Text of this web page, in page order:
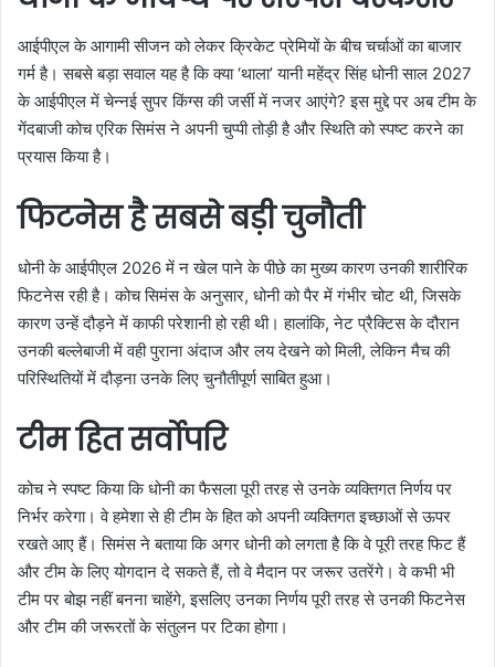
आईपीएल के आगामी सीजन को लेकर क्रिकेट प्रेमियों के बीच चर्चाओं का बाजार
गर्म है। सबसे बड़ा सवाल यह है कि क्या ‘थाला’ यानी महेंद्र सिंह धोनी साल 2027
के आईपीएल में चेन्नई सुपर किंग्स की जर्सी में नजर आएंगे? इस मुद्दे पर अब टीम के
गेंदबाजी कोच एरिक सिमंस ने अपनी चुप्पी तोड़ी है और स्थिति को स्पष्ट करने का
प्रयास किया है।
फिटनेस है सबसे बड़ी चुनौती
धोनी के आईपीएल 2026 में न खेल पाने के पीछे का मुख्य कारण उनकी शारीरिक
फिटनेस रही है। कोच सिमंस के अनुसार, धोनी को पैर में गंभीर चोट थी, जिसके
कारण उन्हें दौड़ने में काफी परेशानी हो रही थी। हालांकि, नेट प्रैक्टिस के दौरान
उनकी बल्लेबाजी में वही पुराना अंदाज और लय देखने को मिली, लेकिन मैच की
परिस्थितियों में दौड़ना उनके लिए चुनौतीपूर्ण साबित हुआ।
टीम हित सर्वोपरि
कोच ने स्पष्ट किया कि धोनी का फैसला पूरी तरह से उनके व्यक्तिगत निर्णय पर
निर्भर करेगा। वे हमेशा से ही टीम के हित को अपनी व्यक्तिगत इच्छाओं से ऊपर
रखते आए हैं। सिमंस ने बताया कि अगर धोनी को लगता है कि वे पूरी तरह फिट हैं
और टीम के लिए योगदान दे सकते हैं, तो वे मैदान पर जरूर उतरेंगे। वे कभी भी
टीम पर बोझ नहीं बनना चाहेंगे, इसलिए उनका निर्णय पूरी तरह से उनकी फिटनेस
और टीम की जरूरतों के संतुलन पर टिका होगा।